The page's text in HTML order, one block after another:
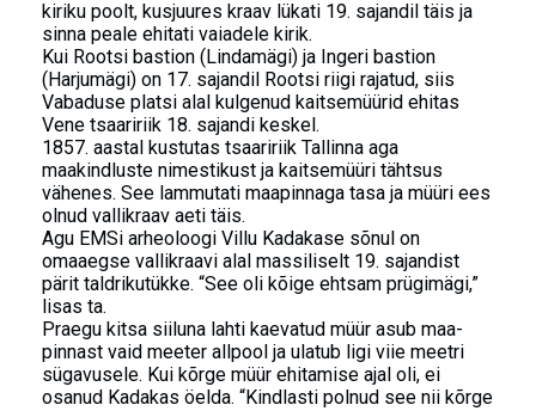
kiriku poolt, kusjuures kraav lükati 19. sajandil täis ja
sinna peale ehitati vaiadele kirik.
Kui Rootsi bastion (Lindamägi) ja Ingeri bastion
(Harjumägi) on 17. sajandil Rootsi riigi rajatud, siis
Vabaduse platsi alal kulgenud kaitsemüürid ehitas
Vene tsaaririik 18. sajandi keskel.
1857. aastal kustutas tsaaririik Tallinna aga
maakindluste nimestikust ja kaitsemüüri tähtsus
vähenes. See lammutati maapinnaga tasa ja müüri ees
olnud vallikraav aeti täis.
Agu EMSi arheoloogi Villu Kadakase sõnul on
omaaegse vallikraavi alal massiliselt 19. sajandist
pärit taldrikutükke. “See oli kõige ehtsam prügimägi,”
lisas ta.
Praegu kitsa siiluna lahti kaevatud müür asub maa-
pinnast vaid meeter allpool ja ulatub ligi viie meetri
sügavusele. Kui kõrge müür ehitamise ajal oli, ei
osanud Kadakas öelda. “Kindlasti polnud see nii kõrge